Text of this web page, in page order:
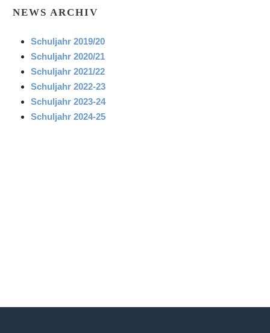
NEWS ARCHIV
Schuljahr 2019/20
Schuljahr 2020/21
Schuljahr 2021/22
Schuljahr 2022-23
Schuljahr 2023-24
Schuljahr 2024-25